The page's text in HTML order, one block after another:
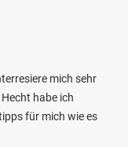
mich sehr
habe ich
für mich wie es